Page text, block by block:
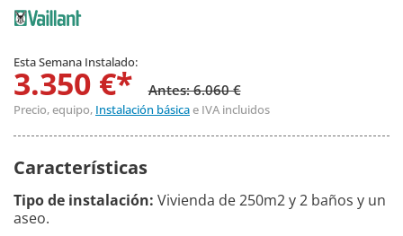
Esta Semana Instalado:
3.350 €* Antes: 6.060 €
Precio, equipo, Instalación básicae IVA incluidos
Características
Tipo de instalación: Vivienda de 250m2 y 2 baños y un
aseo.